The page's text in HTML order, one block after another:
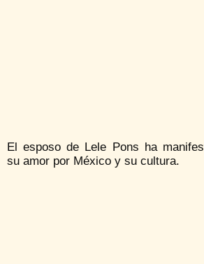
El esposo de Lele Pons ha
su amor por México y su cultura.